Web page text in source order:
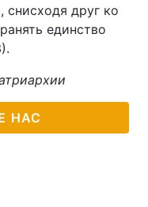
снисходя друг ко
единство
НАС